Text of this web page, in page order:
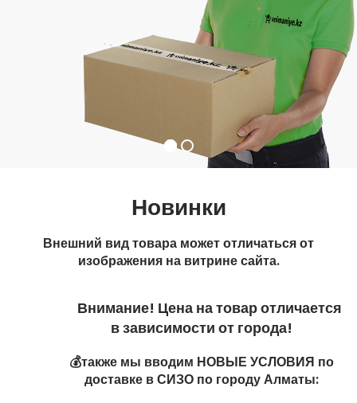
Новинки
Внешний вид товара может отличаться от
изображения на витрине сайта.
Внимание! Цена на товар отличается
в зависимости от города!
💰также мы вводим НОВЫЕ УСЛОВИЯ по
доставке в СИЗО по городу Алматы: